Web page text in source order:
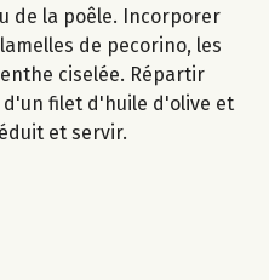
de la poêle. Incorporer
de pecorino, les
ciselée. Répartir
filet d'huile d'olive et
et servir.